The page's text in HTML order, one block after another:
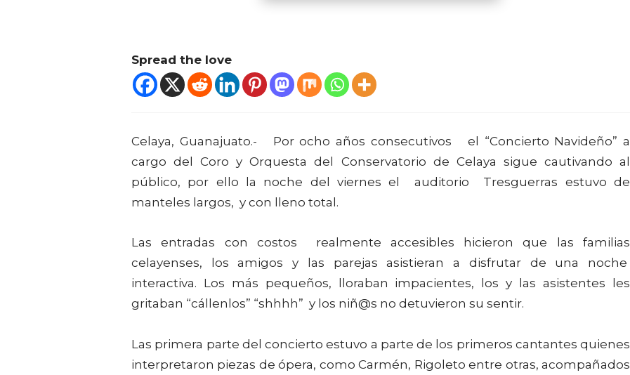
Spread the love
Celaya, Guanajuato.- Por ocho años consecutivos el “Concierto Navideño” a
cargo del Coro y Orquesta del Conservatorio de Celaya sigue cautivando al
público, por ello la noche del viernes el auditorio Tresguerras estuvo de
manteles largos, y con lleno total.
Las entradas con costos realmente accesibles hicieron que las familias
celayenses, los amigos y las parejas asistieran a disfrutar de una noche
interactiva. Los más pequeños, lloraban impacientes, los y las asistentes les
gritaban “cállenlos” “shhhh” y los niñ@s no detuvieron su sentir.
Las primera parte del concierto estuvo a parte de los primeros cantantes quienes
interpretaron piezas de ópera, como Carmén, Rigoleto entre otras, acompañados